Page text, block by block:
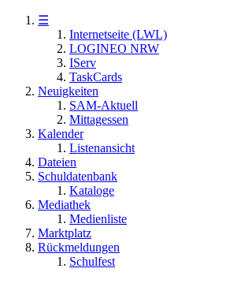
☰
Internetseite (LWL)
LOGINEO NRW
IServ
TaskCards
Neuigkeiten
SAM-Aktuell
Mittagessen
Kalender
Listenansicht
Dateien
Schuldatenbank
Kataloge
Mediathek
Medienliste
Marktplatz
Rückmeldungen
Schulfest